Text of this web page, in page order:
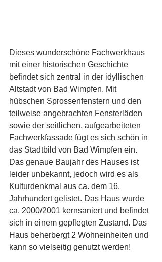
Dieses wunderschöne Fachwerkhaus
mit einer historischen Geschichte
befindet sich zentral in der idyllischen
Altstadt von Bad Wimpfen. Mit
hübschen Sprossenfenstern und den
teilweise angebrachten Fensterläden
sowie der seitlichen, aufgearbeiteten
Fachwerkfassade fügt es sich schön in
das Stadtbild von Bad Wimpfen ein.
Das genaue Baujahr des Hauses ist
leider unbekannt, jedoch wird es als
Kulturdenkmal aus ca. dem 16.
Jahrhundert gelistet. Das Haus wurde
ca. 2000/2001 kernsaniert und befindet
sich in einem gepflegten Zustand. Das
Haus beherbergt 2 Wohneinheiten und
kann so vielseitig genutzt werden!